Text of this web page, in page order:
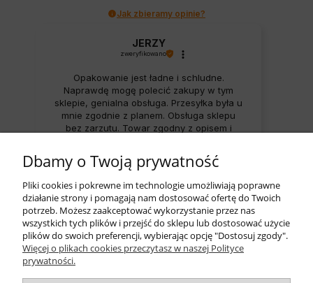
Jak zbieramy opinie?
JERZY
zweryfikowano
Opakowanie jest ładne i schludne.
Naprawdę mogę polecić zakupy w tym
sklepie, genialna obsługa. Przesyłka była u
mnie zgodnie z planem. Obsługa sklepu
bez zarzutu. Towar zgodny z opisem i
zrealizowana ekspresowo. Polecam
wszystkim zainteresowanym.
w tym tygodniu
zebranych i zweryfikowanych przez
Dbamy o Twoją prywatność
Pliki cookies i pokrewne im technologie umożliwiają poprawne
działanie strony i pomagają nam dostosować ofertę do Twoich
potrzeb. Możesz zaakceptować wykorzystanie przez nas
wszystkich tych plików i przejść do sklepu lub dostosować użycie
plików do swoich preferencji, wybierając opcję "Dostosuj zgody".
Więcej o plikach cookies przeczytasz w naszej Polityce
prywatności.